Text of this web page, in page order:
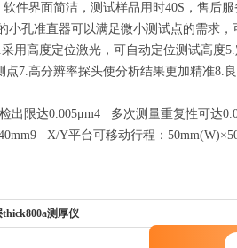
件界面简洁，测试样品用时40S，售后服
小孔准直器可以满足微小测试点的需求
采用高度定位激光，可自动定位测试高度
点7.高分辨率探头使分析结果更加精准8.
出限达0.005μm4 多次测量重复性可达
9 X/Y平台可移动行程：
测厚仪